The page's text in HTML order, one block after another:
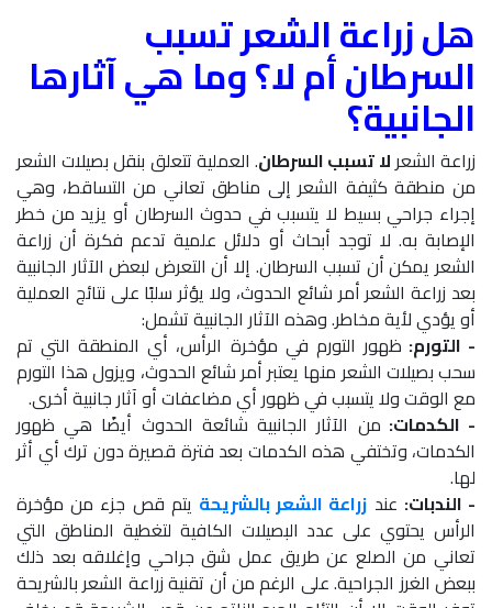
هل زراعة الشعر تسبب
السرطان أم لا؟ وما هي آثارها
الجانبية؟
زراعة الشعرلا تسبب السرطان. العملية تتعلق بنقل بصيلات الشعر
من منطقة كثيفة الشعر إلى مناطق تعاني من التساقط، وهي
إجراء جراحي بسيط لا يتسبب في حدوث السرطان أو يزيد من خطر
الإصابة به. لا توجد أبحاث أو دلائل علمية تدعم فكرة أن زراعة
الشعر يمكن أن تسبب السرطان. إلا أن التعرض لبعض الآثار الجانبية
بعد زراعة الشعر أمر شائع الحدوث، ولا يؤثر سلبًا على نتائج العملية
أو يؤدي لأية مخاطر. وهذه الآثار الجانبية تشمل:
- التورم: ظهور التورم في مؤخرة الرأس، أي المنطقة التي تم
سحب بصيلات الشعر منها يعتبر أمر شائع الحدوث، ويزول هذا التورم
مع الوقت ولا يتسبب في ظهور أي مضاعفات أو آثار جانبية أخرى.
- الكدمات: من الآثار الجانبية شائعة الحدوث أيضًا هي ظهور
الكدمات، وتختفي هذه الكدمات بعد فترة قصيرة دون ترك أي أثر
لها.
- الندبات: عند زراعة الشعر بالشريحة يتم قص جزء من مؤخرة
الرأس يحتوي على عدد البصيلات الكافية لتغطية المناطق التي
تعاني من الصلع عن طريق عمل شق جراحي وإغلاقه بعد ذلك
ببعض الغرز الجراحية. على الرغم من أن تقنية زراعة الشعر بالشريحة